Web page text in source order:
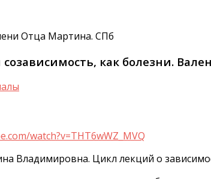
Отца Мартина. СПб
как болезни.
watch?v=THT6wWZ_MVQ
Владимировна. Цикл лекций о